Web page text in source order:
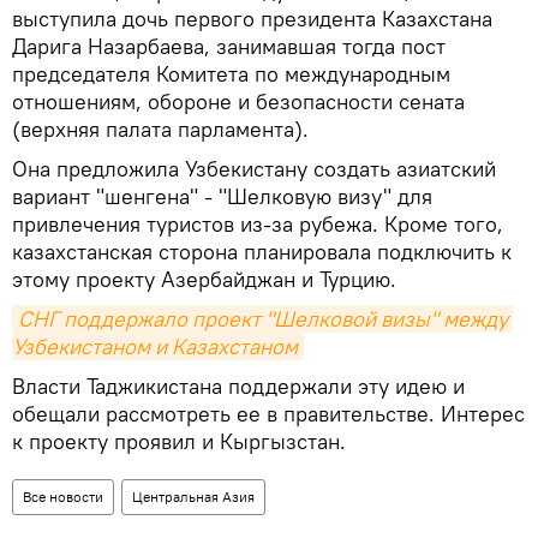
выступила дочь первого президента Казахстана
Дарига Назарбаева, занимавшая тогда пост
председателя Комитета по международным
отношениям, обороне и безопасности сената
(верхняя палата парламента).
Она предложила Узбекистану создать азиатский
вариант "шенгена" - "Шелковую визу" для
привлечения туристов из-за рубежа. Кроме того,
казахстанская сторона планировала подключить к
этому проекту Азербайджан и Турцию.
СНГ поддержало проект "Шелковой визы" между
Узбекистаном и Казахстаном
Власти Таджикистана поддержали эту идею и
обещали рассмотреть ее в правительстве. Интерес
к проекту проявил и Кыргызстан.
Все новости Центральная Азия